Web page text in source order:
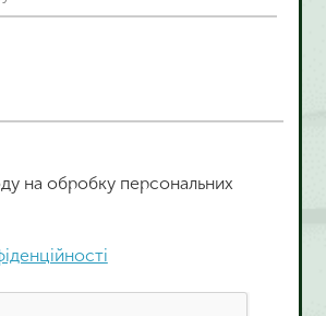
на обробку персональних